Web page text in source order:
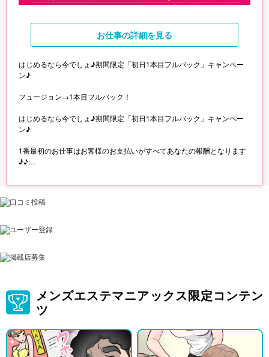
お仕事の詳細を見る
はじめるなら今でしょ♪期間限定「初日1本目フルバック」キャンペー
ン♪
フュージョン→1本目フルバック！
はじめるなら今でしょ♪期間限定「初日1本目フルバック」キャンペー
ン♪
1番最初のお仕事はお客様のお支払いがすべてあなたの報酬となります
♪♪
◎ご応募の際に必ず「キャンペーンをみた」とお知らせください◎
メンズエステマニアックス限定コンテン
ツ